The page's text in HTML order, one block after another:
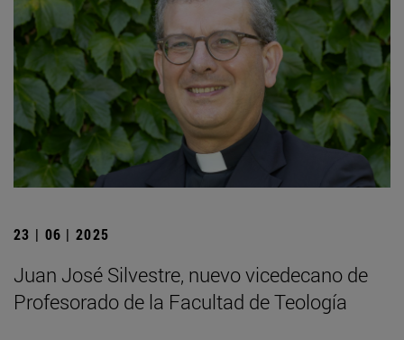
23 | 06 | 2025
Juan José Silvestre, nuevo vicedecano de
Profesorado de la Facultad de Teología